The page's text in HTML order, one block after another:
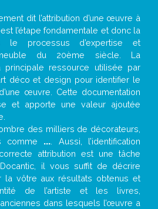
dit l’attribution d’une œuvre à
l’étape fondamentale et donc la
le processus d’expertise et
meuble du 20ème siècle. La
principale ressource utilisée par
déco et design pour identifier le
œuvre. Cette documentation
et apporte une valeur ajoutée
des milliers de décorateurs,
comme ... . Aussi, l’identification
attribution est une tâche
il vous suffit de décrire
la vôtre aux résultats obtenus et
de l’artiste et les livres,
dans lesquels l’œuvre a